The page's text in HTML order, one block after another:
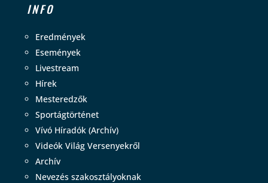
INFO
Eredmények
Események
Livestream
Hírek
Mesteredzők
Sportágtörténet
Vívó Híradók (Archív)
Videók Világ Versenyekről
Archív
Nevezés szakosztályoknak